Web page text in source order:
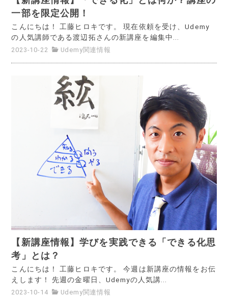
一部を限定公開！
こんにちは！ 工藤ヒロキです。 現在依頼を受け、Udemy
の人気講師である渡辺拓さんの新講座を編集中...
2023-10-22 Udemy関連情報
【新講座情報】学びを実践できる「できる化思
考」とは？
こんにちは！ 工藤ヒロキです。 今週は新講座の情報をお伝
えします！ 先週の金曜日、Udemyの人気講...
2023-10-14 Udemy関連情報